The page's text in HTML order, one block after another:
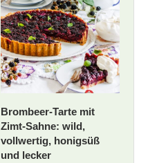
Brombeer-Tarte mit
Zimt-Sahne: wild,
vollwertig, honigsüß
und lecker